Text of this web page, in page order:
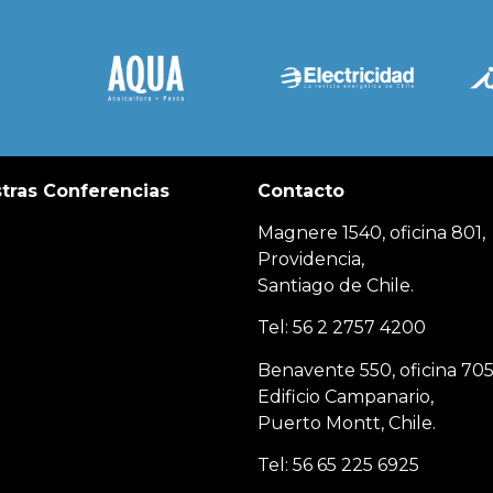
Conferencias Contacto
Magnere 1540, oficina 801,
Providencia,
Santiago de Chile.
Tel: 56 2 2757 4200
Benavente 550, oficina
Edificio Campanario,
Puerto Montt, Chile.
Tel: 56 65 225 6925